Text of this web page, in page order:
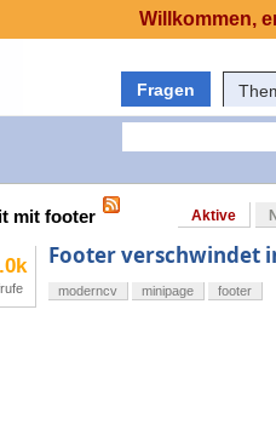
Fragen
mit footer Aktive
Footer verschwindet
moderncv minipage footer
Willkommen,